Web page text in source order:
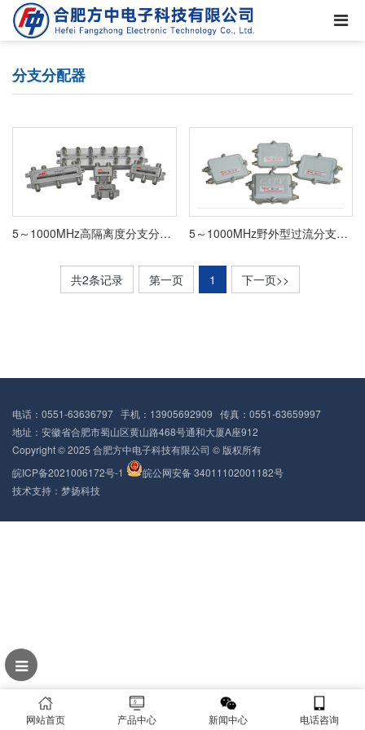
分支分配器
5～1000MHz高隔离度分支分配器 5～1000MHz野外型过流分支分配器
共2条记录 第一页 1 下一页>>
电话：0551-63636797 手机：13905692909 传真：0551-63659997
地址：安徽省合肥市蜀山区黄山路468号通和大厦A座912
Copyright © 2025 合肥方中电子科技有限公司 © 版权所有
皖ICP备2021006172号-1
皖公网安备 34011102001182号
技术支持： 梦扬科技
网站首页 产品中心 新闻中心 电话咨询